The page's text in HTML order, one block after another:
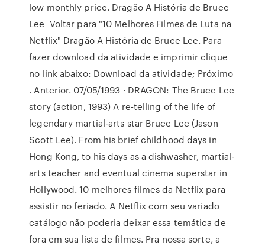
low monthly price. Dragão A História de Bruce
Lee Voltar para "10 Melhores Filmes de Luta na
Netflix" Dragão A História de Bruce Lee. Para
fazer download da atividade e imprimir clique
no link abaixo: Download da atividade; Próximo
. Anterior. 07/05/1993 · DRAGON: The Bruce Lee
story (action, 1993) A re-telling of the life of
legendary martial-arts star Bruce Lee (Jason
Scott Lee). From his brief childhood days in
Hong Kong, to his days as a dishwasher, martial-
arts teacher and eventual cinema superstar in
Hollywood. 10 melhores filmes da Netflix para
assistir no feriado. A Netflix com seu variado
catálogo não poderia deixar essa temática de
fora em sua lista de filmes. Pra nossa sorte, a